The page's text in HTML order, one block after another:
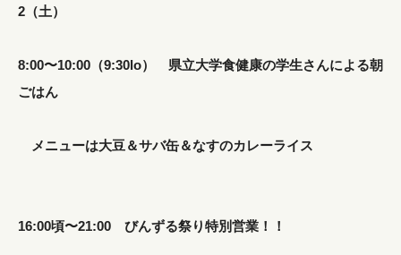
2（土）
8:00〜10:00（9:30lo） 県立大学食健康の学生さんによる朝
ごはん
メニューは大豆＆サバ缶＆なすのカレーライス
16:00頃〜21:00 びんずる祭り特別営業！！